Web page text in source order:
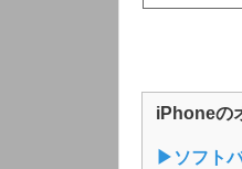
iPhoneの
▶︎ソフト